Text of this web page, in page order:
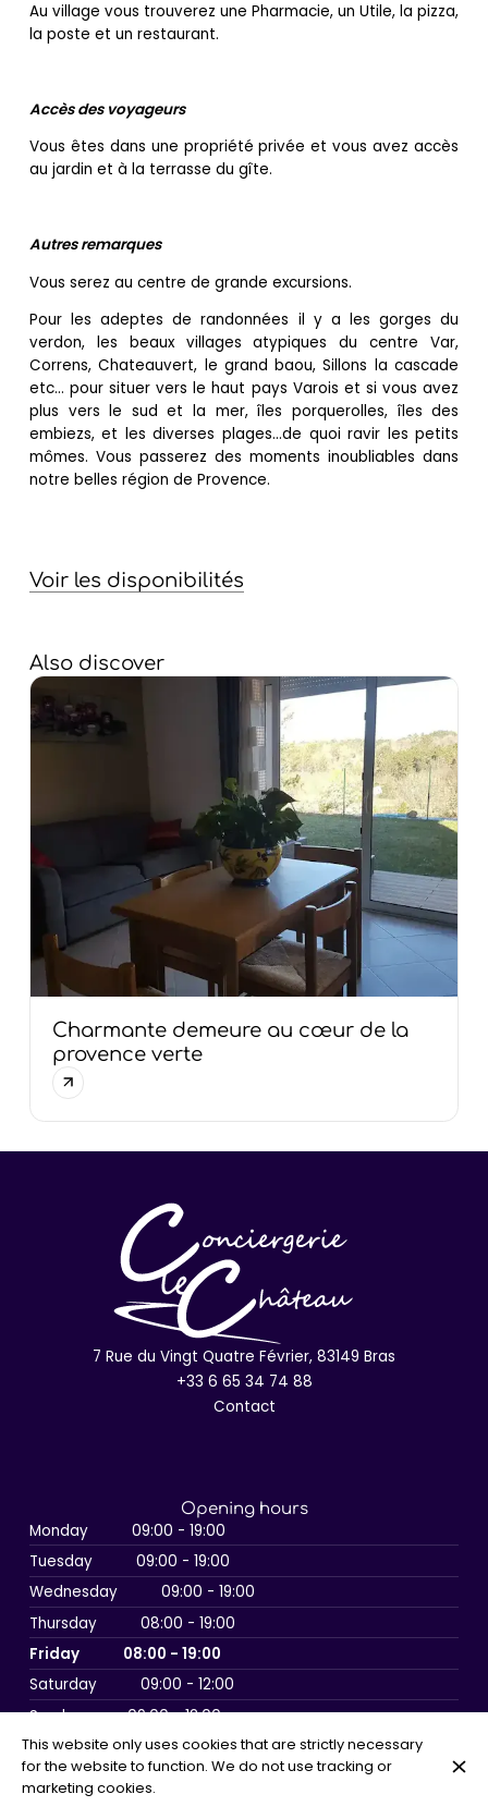
Au village vous trouverez une Pharmacie, un Utile, la pizza,
la poste et un restaurant.
Accès des voyageurs
Vous êtes dans une propriété privée et vous avez accès
au jardin et à la terrasse du gîte.
Autres remarques
Vous serez au centre de grande excursions.
Pour les adeptes de randonnées il y a les gorges du
verdon, les beaux villages atypiques du centre Var,
Correns, Chateauvert, le grand baou, Sillons la cascade
etc... pour situer vers le haut pays Varois et si vous avez
plus vers le sud et la mer, îles porquerolles, îles des
embiezs, et les diverses plages...de quoi ravir les petits
mômes. Vous passerez des moments inoubliables dans
notre belles région de Provence.
Voir les disponibilités
Also discover
Charmante demeure au cœur de la
provence verte
7 Rue du Vingt Quatre Février, 83149 Bras
+33 6 65 34 74 88
Contact
Opening hours
Monday
09:00 - 19:00
Tuesday
09:00 - 19:00
Wednesday
09:00 - 19:00
Thursday
08:00 - 19:00
Friday
08:00 - 19:00
Saturday
09:00 - 12:00
Sunday
09:00 - 12:00
This website only uses cookies that are strictly necessary
for the website to function. We do not use tracking or
marketing cookies.